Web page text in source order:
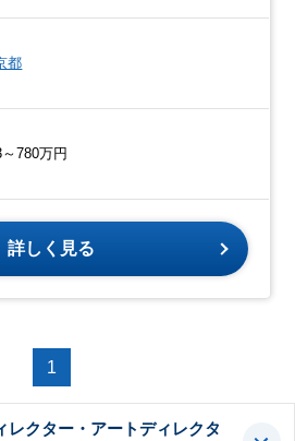
都
780万円
詳しく見る
1
レクター・アートディレクタ